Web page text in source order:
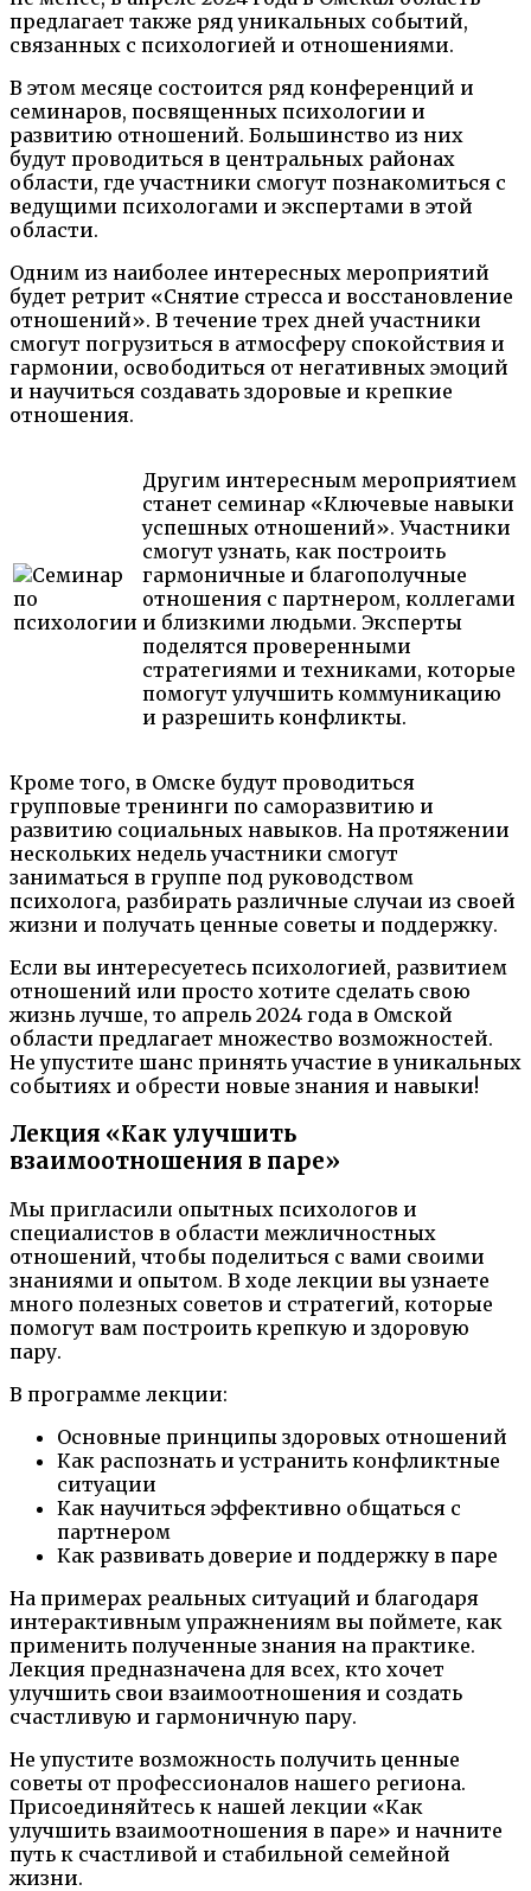
предлагает также ряд уникальных событий,
связанных с психологией и отношениями.
В этом месяце состоится ряд конференций и
семинаров, посвященных психологии и
развитию отношений. Большинство из них
будут проводиться в центральных районах
области, где участники смогут познакомиться с
ведущими психологами и экспертами в этой
области.
Одним из наиболее интересных мероприятий
будет ретрит «Снятие стресса и восстановление
отношений». В течение трех дней участники
смогут погрузиться в атмосферу спокойствия и
гармонии, освободиться от негативных эмоций
и научиться создавать здоровые и крепкие
отношения.
Другим интересным мероприятием
станет семинар «Ключевые навыки
успешных отношений». Участники
смогут узнать, как построить
гармоничные и благополучные
отношения с партнером, коллегами
и близкими людьми. Эксперты
поделятся проверенными
стратегиями и техниками, которые
помогут улучшить коммуникацию
и разрешить конфликты.
Кроме того, в Омске будут проводиться
групповые тренинги по саморазвитию и
развитию социальных навыков. На протяжении
нескольких недель участники смогут
заниматься в группе под руководством
психолога, разбирать различные случаи из своей
жизни и получать ценные советы и поддержку.
Если вы интересуетесь психологией, развитием
отношений или просто хотите сделать свою
жизнь лучше, то апрель 2024 года в Омской
области предлагает множество возможностей.
Не упустите шанс принять участие в уникальных
событиях и обрести новые знания и навыки!
Лекция «Как улучшить
взаимоотношения в паре»
Мы пригласили опытных психологов и
специалистов в области межличностных
отношений, чтобы поделиться с вами своими
знаниями и опытом. В ходе лекции вы узнаете
много полезных советов и стратегий, которые
помогут вам построить крепкую и здоровую
пару.
В программе лекции:
Основные принципы здоровых отношений
Как распознать и устранить конфликтные
ситуации
Как научиться эффективно общаться с
партнером
Как развивать доверие и поддержку в паре
На примерах реальных ситуаций и благодаря
интерактивным упражнениям вы поймете, как
применить полученные знания на практике.
Лекция предназначена для всех, кто хочет
улучшить свои взаимоотношения и создать
счастливую и гармоничную пару.
Не упустите возможность получить ценные
советы от профессионалов нашего региона.
Присоединяйтесь к нашей лекции «Как
улучшить взаимоотношения в паре» и начните
путь к счастливой и стабильной семейной
жизни.